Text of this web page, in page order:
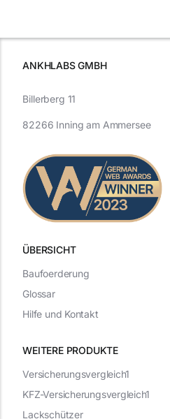
ANKHLABS GMBH
ÜBERSICHT
WEITERE PRODUKTE
Versicherungsvergleich1
KFZ-Versicherungsvergleich1
Lackschützer
Billerberg 11
82266 Inning am Ammersee
Baufoerderung
Glossar
Hilfe und Kontakt